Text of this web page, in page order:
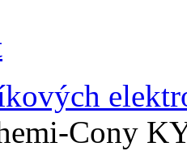
Cony